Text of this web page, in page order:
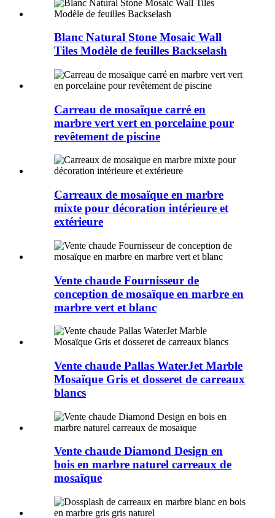
Blanc Natural Stone Mosaic Wall
Tiles Modèle de feuilles Backselash
Carreau de mosaïque carré en
marbre vert vert en porcelaine pour
revêtement de piscine
Carreaux de mosaïque en marbre
mixte pour décoration intérieure et
extérieure
Vente chaude Fournisseur de
conception de mosaïque en marbre en
marbre vert et blanc
Vente chaude Pallas WaterJet Marble
Mosaïque Gris et dosseret de carreaux
blancs
Vente chaude Diamond Design en
bois en marbre naturel carreaux de
mosaïque